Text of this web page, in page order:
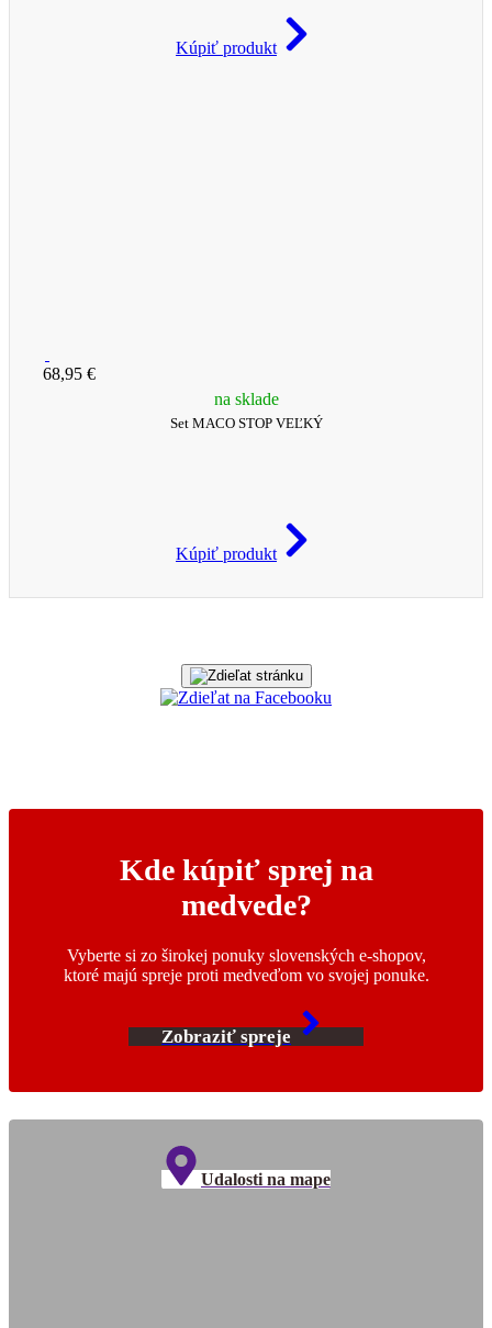
Kúpiť produkt
68,95 €
na sklade
Set MACO STOP VEĽKÝ
Kúpiť produkt
Kde kúpiť sprej na
medvede?
Vyberte si zo širokej ponuky slovenských e-shopov,
ktoré majú spreje proti medveďom vo svojej ponuke.
Zobraziť spreje
Udalosti na mape